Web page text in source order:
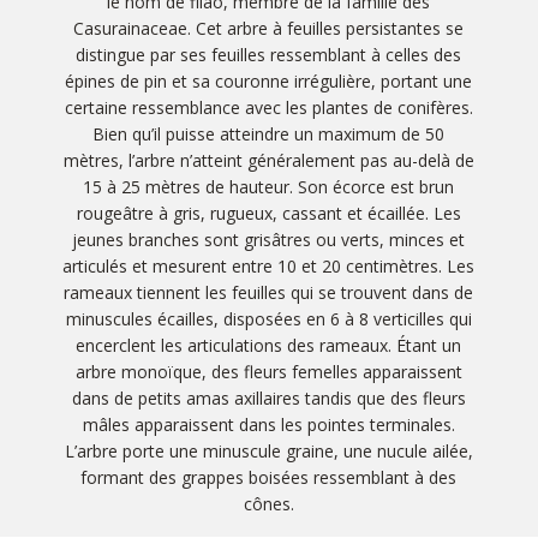
Casurainaceae. Cet arbre à feuilles persistantes se
distingue par ses feuilles ressemblant à celles des
épines de pin et sa couronne irrégulière, portant une
certaine ressemblance avec les plantes de conifères.
Bien qu’il puisse atteindre un maximum de 50
mètres, l’arbre n’atteint généralement pas au-delà de
15 à 25 mètres de hauteur. Son écorce est brun
rougeâtre à gris, rugueux, cassant et écaillée. Les
jeunes branches sont grisâtres ou verts, minces et
articulés et mesurent entre 10 et 20 centimètres. Les
rameaux tiennent les feuilles qui se trouvent dans de
minuscules écailles, disposées en 6 à 8 verticilles qui
encerclent les articulations des rameaux. Étant un
arbre monoïque, des fleurs femelles apparaissent
dans de petits amas axillaires tandis que des fleurs
mâles apparaissent dans les pointes terminales.
L’arbre porte une minuscule graine, une nucule ailée,
formant des grappes boisées ressemblant à des
cônes.